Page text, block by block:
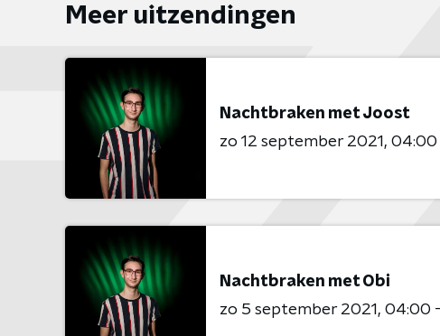
Meer uitzendingen
Nachtbraken met Joost
zo 12 september 2021
04:00
Nachtbraken met Obi
zo 5 september 2021
04:00